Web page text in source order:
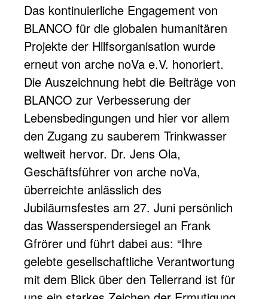
Das kontinuierliche Engagement von
BLANCO für die globalen humanitären
Projekte der Hilfsorganisation wurde
erneut von arche noVa e.V. honoriert.
Die Auszeichnung hebt die Beiträge von
BLANCO zur Verbesserung der
Lebensbedingungen und hier vor allem
den Zugang zu sauberem Trinkwasser
weltweit hervor. Dr. Jens Ola,
Geschäftsführer von arche noVa,
überreichte anlässlich des
Jubiläumsfestes am 27. Juni persönlich
das Wasserspendersiegel an Frank
Gfrörer und führt dabei aus: “Ihre
gelebte gesellschaftliche Verantwortung
mit dem Blick über den Tellerrand ist für